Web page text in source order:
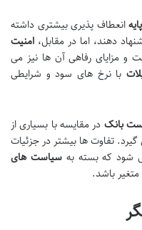
انعطاف پذیری بیشتری داشته
دهند، اما در مقابل، امنیت
و مزایای رفاهی آن ها نیز می
با نرخ های سود و شرایطی
بانک در مقایسه با بسیاری از
گیرد. تفاوت ها بیشتر در جزئیات
شود که بسته بهسیاست های
باشد.